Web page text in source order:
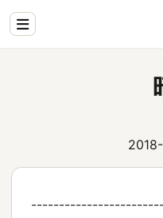
Coding
All